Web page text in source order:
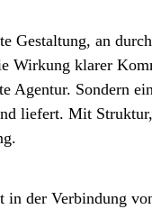
Gestaltung, an
Wirkung klarer
Agentur. Sondern
liefert. Mit
in der Verbindung